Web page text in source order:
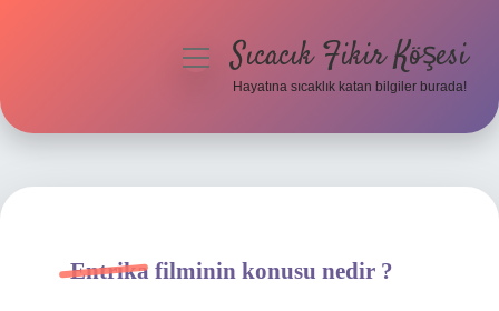
Hakkımızda
menüyüSıcacık Fikir Köşesi
Hayatına sıcaklık katan bilgiler burada!
Entrika filminin konusu nedir ?